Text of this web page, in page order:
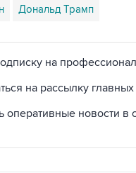
на рассылку главных
оперативные новости